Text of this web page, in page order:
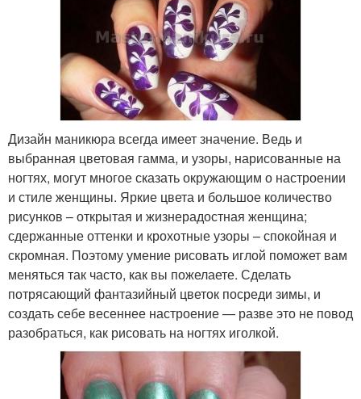
Дизайн маникюра всегда имеет значение. Ведь и
выбранная цветовая гамма, и узоры, нарисованные на
ногтях, могут многое сказать окружающим о настроении
и стиле женщины. Яркие цвета и большое количество
рисунков – открытая и жизнерадостная женщина;
сдержанные оттенки и крохотные узоры – спокойная и
скромная. Поэтому умение рисовать иглой поможет вам
меняться так часто, как вы пожелаете. Сделать
потрясающий фантазийный цветок посреди зимы, и
создать себе весеннее настроение — разве это не повод
разобраться, как рисовать на ногтях иголкой.